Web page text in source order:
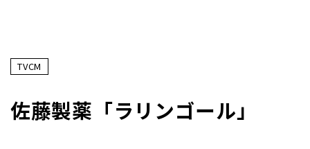
TVCM
佐藤製薬「ラリンゴール」